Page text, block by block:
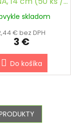
bal.)skladom
€ bez DPH
3 €
Do košíka